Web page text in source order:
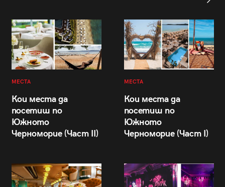
МЕСТА
Кои места да
посетиш по
Южното
Черноморие (Част II)
МЕСТА
Кои места да
посетиш по
Южното
Черноморие (Част I)